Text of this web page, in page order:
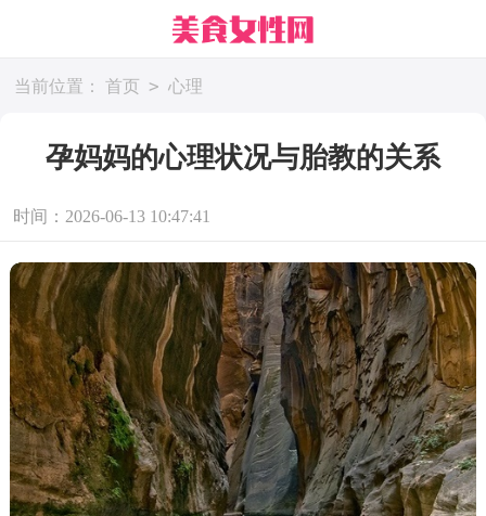
当前位置： 首页 > 心理
孕妈妈的心理状况与胎教的关系
时间：2026-06-13 10:47:41